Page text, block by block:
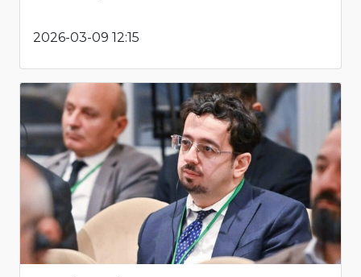
2026-03-09 12:15